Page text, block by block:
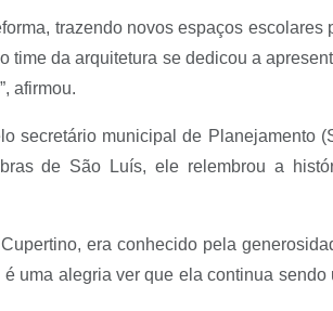
trazendo novos espaços
da arquitetura se dedicou a
afirmou.
secretário municipal de Planejamento
de São Luís, ele relembrou a
era conhecido pela
uma alegria ver que ela continua